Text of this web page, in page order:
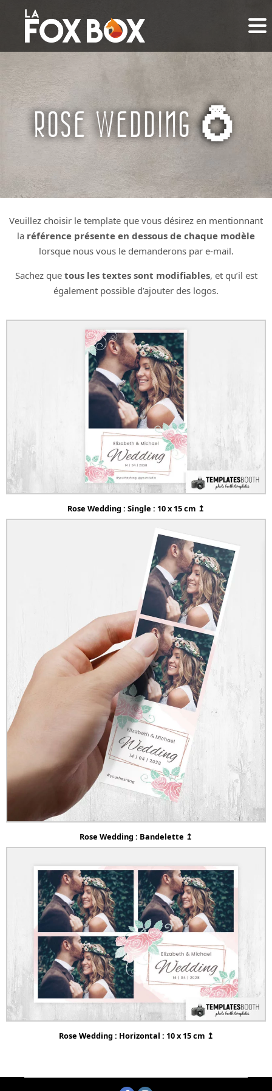
ROSE WEDDING 💍
Veuillez choisir le template que vous désirez en mentionnant
la référence présente en dessous de chaque modèle
lorsque nous vous le demanderons par e-mail.
Sachez que tous les textes sont modifiables, et qu’il est
également possible d’ajouter des logos.
Rose Wedding : Single : 10 x 15 cm ↥
Rose Wedding : Bandelette ↥
Rose Wedding : Horizontal : 10 x 15 cm ↥